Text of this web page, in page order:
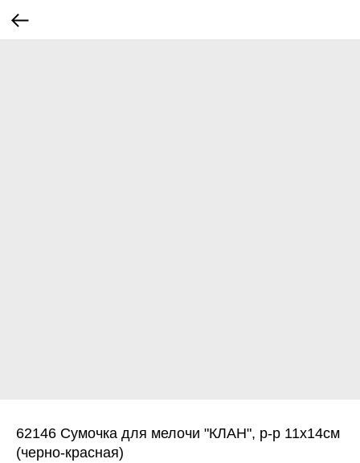
62146 Сумочка для мелочи "КЛАН", р-р 11х14см
(черно-красная)